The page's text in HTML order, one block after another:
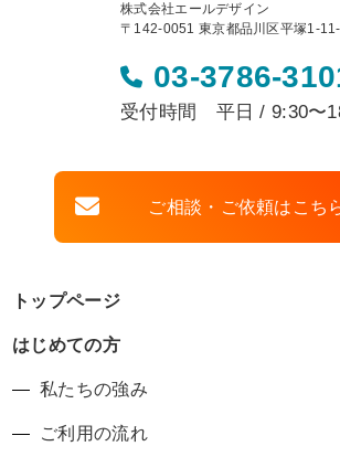
株式会社エールデザイン
〒142-0051 東京都品川区平塚1-
03-3786-
受付時間 平日 / 9:30〜
ご相談・ご依頼はこち
トップページ
はじめての方
私たちの強み
ご利用の流れ